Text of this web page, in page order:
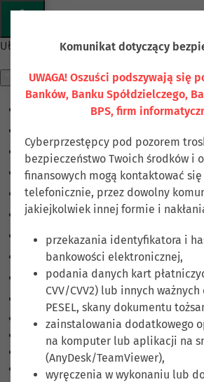
Ułatwienia dostępu
Odwróć kolory
Ciemny kontrast
Jasny kontrast
Niskie nasycenie
Wysokie nasycenie
Zaznacz linki
Zaznacz nagłówki
Czytnik ekranu
Tryb czytania
Skalowanie treści 100 %
Czcionka 100%
Wysokość linii 100%
Odstęp liter 100 %
Komunikat dotyczący
UWAGA! Oszuści podszywają się
Banków, Banku Spółdzielczego,
BPS, firm
Cyberprzestępcy pod pozorem
bezpieczeństwo Twoich środków i
finansowych mogą kontaktować się
telefonicznie, przez dowolny
jakiejkolwiek innej formie i
przekazania identyfikatora i
bankowości elektronicznej,
podania danych kart
CVV/CVV2) lub innych
PESEL, skany dokumentu
zainstalowania dodatkowego
na komputer lub aplikacji na
(AnyDesk/TeamViewer),
wyręczenia w wykonaniu lub